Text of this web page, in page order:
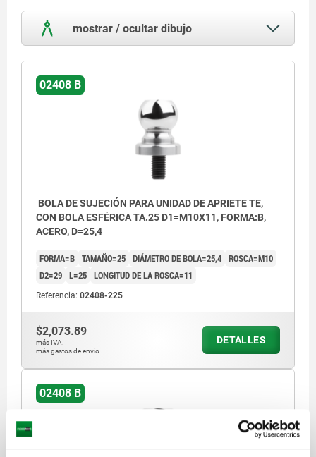
mostrar / ocultar dibujo
1) Tornillo de cabeza cilíndrica DIN EN ISO
02408 B
BOLA DE SUJECIÓN PARA UNIDAD DE APRIETE TE,
CON BOLA ESFÉRICA TA.25 D1=M10X11, FORMA:B,
ACERO, D=25,4
FORMA=B TAMAÑO=25 DIÁMETRO DE BOLA=25,4 ROSCA=M10
D2=29 L=25 LONGITUD DE LA ROSCA=11
Referencia: 02408-225
$2,073.89
más IVA.
más gastos de envío
DETALLES
02408 B